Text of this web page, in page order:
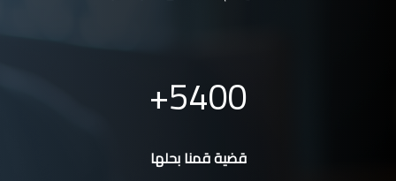
5400
قضية قمنا بحلها